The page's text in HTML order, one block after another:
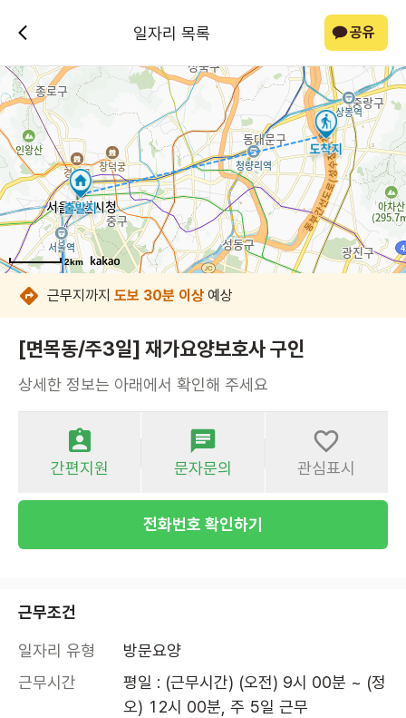
일자리 목록 공유
2km
2km
2km
2km
2km
2km
2km
2km
근무지까지 도보 30분 이상 예상
[면목동/주3일] 재가요양보호사 구인
상세한 정보는 아래에서 확인해 주세요
간편지원 문자문의 관심표시
전화번호 확인하기
근무조건
일자리 유형
방문요양
근무시간
평일 : (근무시간) (오전) 9시 00분 ~ (정
오) 12시 00분, 주 5일 근무